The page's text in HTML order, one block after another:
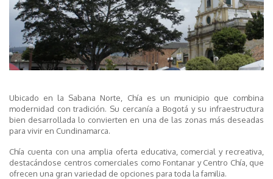
Ubicado en la Sabana Norte, Chía es un municipio que combina
modernidad con tradición. Su cercanía a Bogotá y su infraestructura
bien desarrollada lo convierten en una de las zonas más deseadas
para vivir en Cundinamarca.
Chía cuenta con una amplia oferta educativa, comercial y recreativa,
destacándose centros comerciales como Fontanar y Centro Chía, que
ofrecen una gran variedad de opciones para toda la familia.